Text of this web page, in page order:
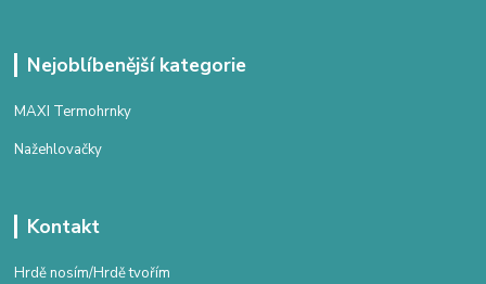
Nejoblíbenější kategorie
MAXI Termohrnky
Nažehlovačky
Kontakt
Hrdě nosím/Hrdě tvořím